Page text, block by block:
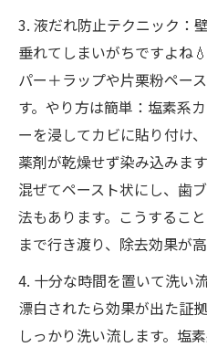
3. 液だれ防止テクニック：
垂れてしまいがちですよね
パー＋ラップや片栗粉ペー
す。やり方は簡単：塩素系
ーを浸してカビに貼り付け
薬剤が乾燥せず染み込みま
混ぜてペースト状にし、歯
法もあります。こうするこ
まで行き渡り、除去効果が高
4. 十分な時間を置いて洗い
漂白されたら効果が出た証
しっかり洗い流します。塩